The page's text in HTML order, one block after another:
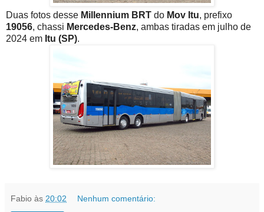
Duas fotos desse Millennium BRT do Mov Itu, prefixo
19056, chassi Mercedes-Benz, ambas tiradas em julho de
2024 em Itu (SP).
Fabio às 20:02 Nenhum comentário: